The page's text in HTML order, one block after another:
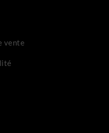
vente